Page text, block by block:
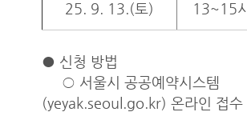
25. 9. 13.(토) 13~15시
● 신청 방법
○ 서울시 공공예약시스템
(yeyak.seoul.go.kr) 온라인 접수